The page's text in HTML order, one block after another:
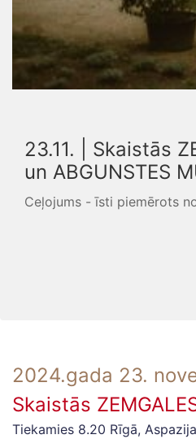
23.11. | Skaistās
un ABGUNSTES
Ceļojums - īsti piemērots
2024.gada 23.
Skaistās
Tiekamies 8.20 Rīgā,